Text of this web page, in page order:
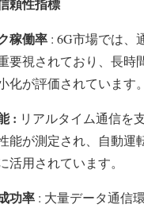
頼性指標
稼働率 : 6G市場では、
要視されており、長時
化が評価されています。
: リアルタイム通信を
能が測定され、自動運
活用されています。
功率 : 大量データ通信